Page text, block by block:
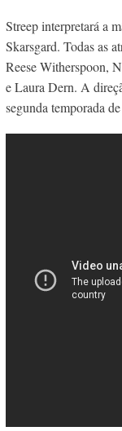
Streep interpretará a
Skarsgard. Todas as
Reese Witherspoon,
e Laura Dern. A
segunda temporada de